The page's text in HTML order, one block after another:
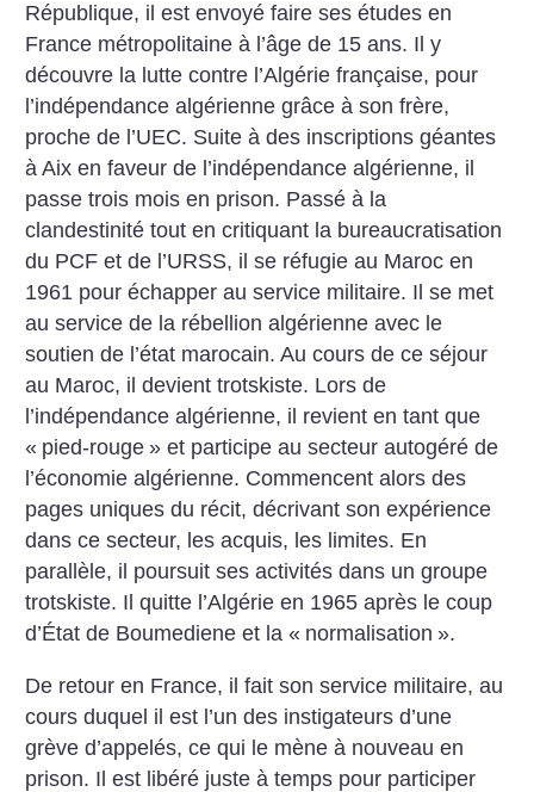
République, il est envoyé faire ses études en
France métropolitaine à l’âge de 15 ans. Il y
découvre la lutte contre l’Algérie française, pour
l’indépendance algérienne grâce à son frère,
proche de l’UEC. Suite à des inscriptions géantes
à Aix en faveur de l’indépendance algérienne, il
passe trois mois en prison. Passé à la
clandestinité tout en critiquant la bureaucratisation
du PCF et de l’URSS, il se réfugie au Maroc en
1961 pour échapper au service militaire. Il se met
au service de la rébellion algérienne avec le
soutien de l’état marocain. Au cours de ce séjour
au Maroc, il devient trotskiste. Lors de
l’indépendance algérienne, il revient en tant que
« pied-rouge » et participe au secteur autogéré de
l’économie algérienne. Commencent alors des
pages uniques du récit, décrivant son expérience
dans ce secteur, les acquis, les limites. En
parallèle, il poursuit ses activités dans un groupe
trotskiste. Il quitte l’Algérie en 1965 après le coup
d’État de Boumediene et la « normalisation ».
De retour en France, il fait son service militaire, au
cours duquel il est l’un des instigateurs d’une
grève d’appelés, ce qui le mène à nouveau en
prison. Il est libéré juste à temps pour participer